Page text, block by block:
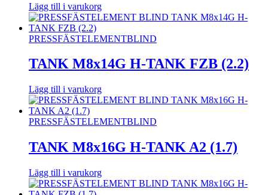
Lägg till i varukorg
PRESSFÄSTELEMENTBLIND
TANK M8x14G H-TANK FZB (2.2)
Lägg till i varukorg
PRESSFÄSTELEMENTBLIND
TANK M8x16G H-TANK A2 (1.7)
Lägg till i varukorg